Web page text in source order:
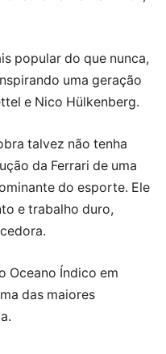
popular do que nunca,
uma geração
e Nico Hülkenberg.
talvez não tenha
da Ferrari de uma
do esporte. Ele
e trabalho duro,
Oceano Índico em
das maiores